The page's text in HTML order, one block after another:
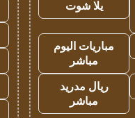
يلا شوت
مباريات اليوم
مباشر
ريال مدريد
مباشر